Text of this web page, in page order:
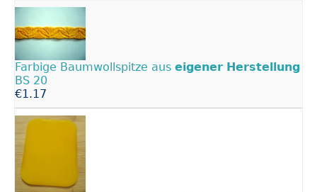
Farbige Baumwollspitze aus eigener Herstellung
BS 20
€1.17